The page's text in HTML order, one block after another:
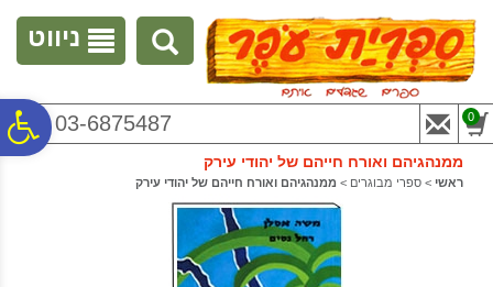
נגישות
אתר
המרכזי
ניווט
03-6875487 0
ממנהגיהם ואורח חייהם של יהודי עירק
ראשי > ספרי מבוגרים > ממנהגיהם ואורח חייהם של יהודי עירק